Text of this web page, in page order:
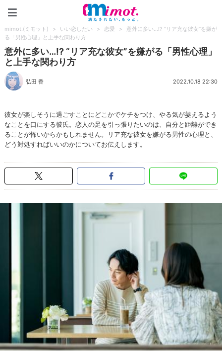
mimot.(ミモット) > いい恋したい > 恋愛 >
意外に多い…!? “リア充な彼女”を嫌が
る「男性心理」と上手な関わり方
意外に多い…!? “リア充な彼女”を嫌がる「男性心理」
と上手な関わり方
弘田 香 2022.10.18 22:30
彼女が楽しそうに過ごすことにどこかでケチをつけ、やる気が萎えるよう
なことを口にする彼氏。恋人の足を引っ張りたいのは、自分と距離ができ
ることが怖いからかもしれません。リア充な彼女を嫌がる男性の心理と、
どう対処すればいいのかについてお伝えします。